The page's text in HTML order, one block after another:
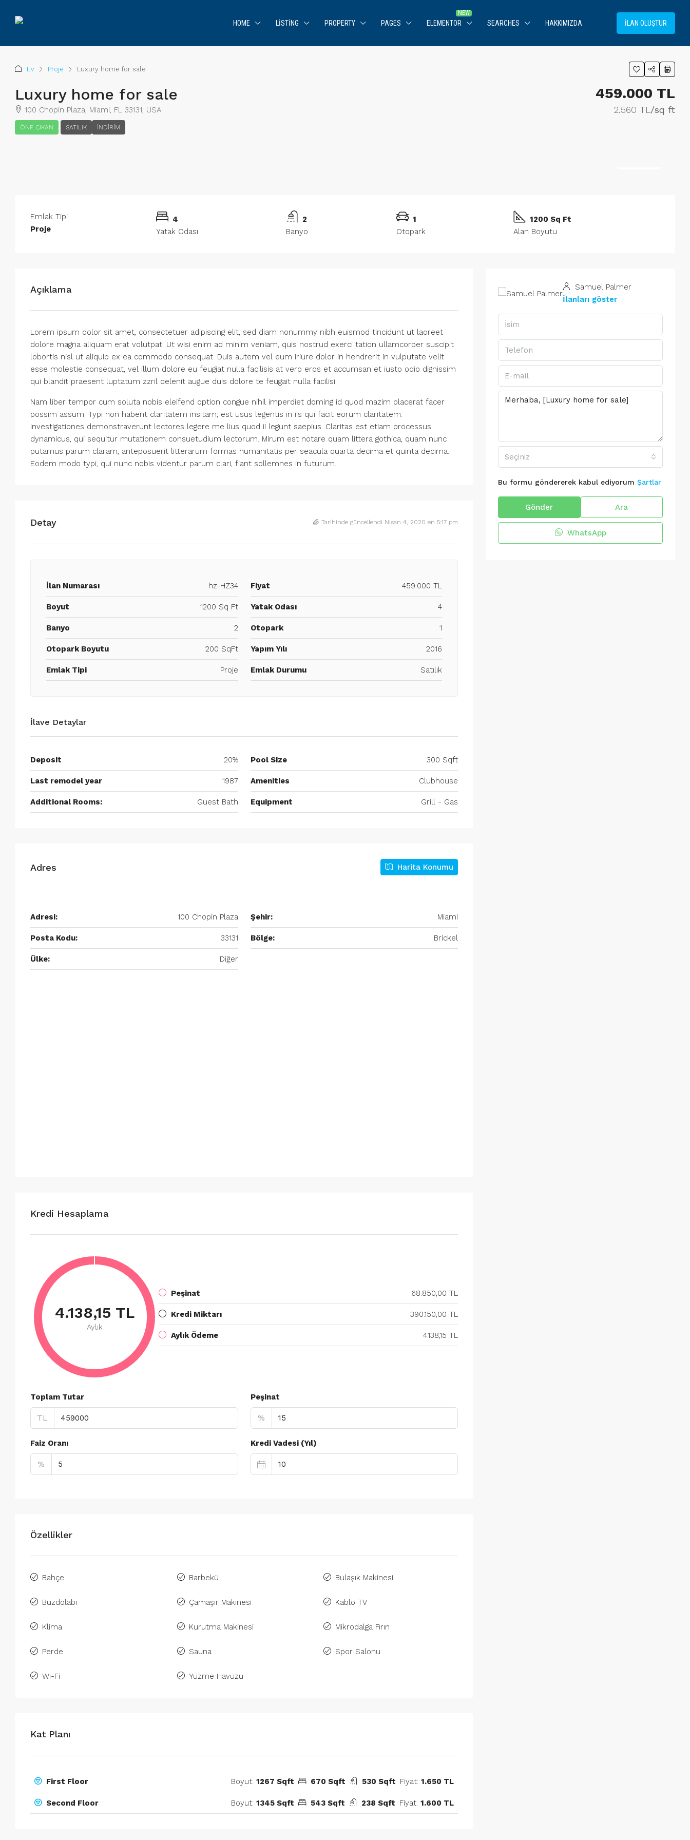
HOME LISTING PROPERTY PAGES ELEMENTOR SEARCHES HAKKIMIZDA İLAN OLUŞTUR
Ev Proje Luxury home for sale
Luxury home for sale
100 Chopin Plaza, Miami, FL 33131, USA
ÖNE ÇIKAN SATILIK İNDIRIM
459.000 TL
2.560 TL /sq ft
Emlak Tipi
Proje
4
Yatak Odası
2
Banyo
1
Otopark
1200 Sq Ft
Alan Boyutu
Açıklama
Lorem ipsum dolor sit amet, consectetuer adipiscing elit, sed diam nonummy nibh euismod tincidunt ut laoreet
dolore magna aliquam erat volutpat. Ut wisi enim ad minim veniam, quis nostrud exerci tation ullamcorper suscipit
lobortis nisl ut aliquip ex ea commodo consequat. Duis autem vel eum iriure dolor in hendrerit in vulputate velit
esse molestie consequat, vel illum dolore eu feugiat nulla facilisis at vero eros et accumsan et iusto odio dignissim
qui blandit praesent luptatum zzril delenit augue duis dolore te feugait nulla facilisi.
Nam liber tempor cum soluta nobis eleifend option congue nihil imperdiet doming id quod mazim placerat facer
possim assum. Typi non habent claritatem insitam; est usus legentis in iis qui facit eorum claritatem.
Investigationes demonstraverunt lectores legere me lius quod ii legunt saepius. Claritas est etiam processus
dynamicus, qui sequitur mutationem consuetudium lectorum. Mirum est notare quam littera gothica, quam nunc
putamus parum claram, anteposuerit litterarum formas humanitatis per seacula quarta decima et quinta decima.
Eodem modo typi, qui nunc nobis videntur parum clari, fiant sollemnes in futurum.
Detay Tarihinde güncellendi Nisan 4, 2020 en 5:17 pm
İlan Numarası hz-HZ34 Fiyat 459.000 TL
Boyut 1200 Sq Ft Yatak Odası 4
Banyo 2 Otopark 1
Otopark Boyutu 200 SqFt Yapım Yılı 2016
Emlak Tipi Proje Emlak Durumu Satılık
İlave Detaylar
Deposit 20% Pool Size 300 Sqft
Last remodel year 1987 Amenities Clubhouse
Additional Rooms: Guest Bath Equipment Grill - Gas
Adres Harita Konumu
Adresi: 100 Chopin Plaza Şehir: Miami
Posta Kodu: 33131 Bölge: Brickel
Ülke: Diğer
Kredi Hesaplama
4.138,15 TL
Aylık
Peşinat 68.850,00 TL
Kredi Miktarı 390.150,00 TL
Aylık Ödeme 4.138,15 TL
Toplam Tutar
TL
Peşinat
%
Faiz Oranı
%
Kredi Vadesi (Yıl)
Özellikler
Bahçe Barbekü Bulaşık Makinesi
Buzdolabı Çamaşır Makinesi Kablo TV
Klima Kurutma Makinesi Mikrodalga Fırın
Perde Sauna Spor Salonu
Wi-Fi Yüzme Havuzu
Kat Planı
First Floor Boyut: 1267 Sqft 670 Sqft 530 Sqft Fiyat: 1.650 TL
Second Floor Boyut: 1345 Sqft 543 Sqft 238 Sqft Fiyat: 1.600 TL
Samuel Palmer
İlanları göster
Seçiniz
Bu formu göndererek kabul ediyorum Şartlar
Gönder Ara
WhatsApp